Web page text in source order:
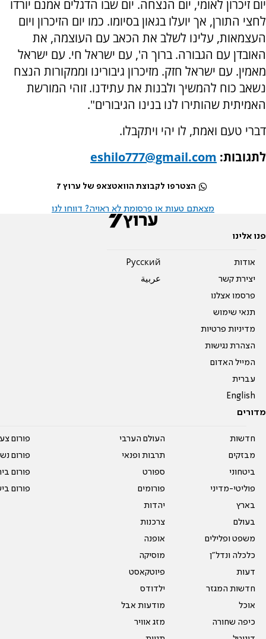
יום זיכרון לאומי, יום הנצחה. יום שבו הדגלים אמנם יורדו
לחצי התורן, אך יועלו בגאון בסיומו. כמו יום הזיכרון ויום
העצמאות, עלינו לשלב את הכאב עם העוצמה, את
האובדן עם הגבורה. ברוך ה', עם ישראל חי. עם ישראל
מאמין. עם ישראל חזק. מזיכרון גיבורינו וממקורות הנצח
נשאב כוח להמשיך ולבנות את עתידנו. זוהי המורשת
האמיתית שהותירו לנו בנינו הגיבורים".
דברי טעם ואמת, לו יהי ויתקבלו.
לתגובות: eshilo777@gmail.com
הצטרפו לקבוצת הוואטצאפ של ערוץ 7
מצאתם טעות או פרסומת לא ראויה? דווחו לנו
פנו אלינו
אודות
יצירת קשר
פרסמו אצלנו
תנאי שימוש
מדיניות פרטיות
הצהרת נגישות
המייל האדום
עברית
English
Pусский
عربية
מדורים
חדשות
מבזקים
ביטחוני
פוליטי-מדיני
בארץ
בעולם
משפט ופלילים
כלכלה ונדל"ן
דעות
חדשות המגזר
אוכל
כיפה שחורה
העולם הערבי
תרבות ופנאי
ספורט
פורומים
יהדות
צרכנות
אופנה
מוסיקה
פיוטקאסט
ילדודס
מודעות אבל
מזג אוויר
פורום
פורום
פורום
פורום